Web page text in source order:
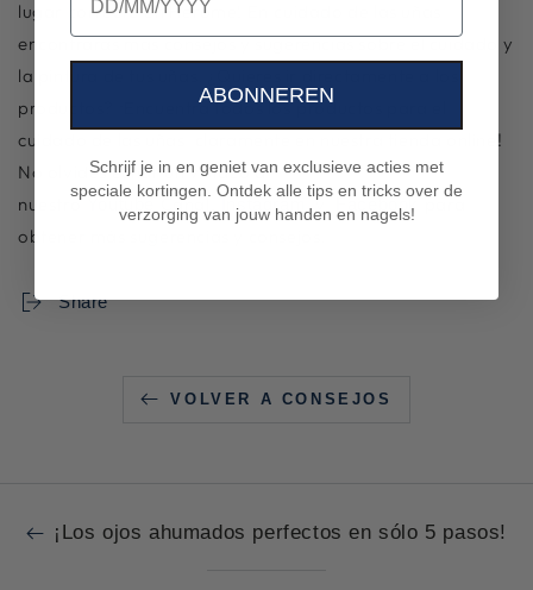
lugar correcto en Herome! En
encontrarás más consejos y sugerencias sobre el cuidado y
la pintura de tus uñas. ¿Quieres ir directamente a los
productos? ¡Encuentra todos los productos para el
cuidado de las uñas
claramente en nuestra tienda online!
No olvides echar un vistazo a
nuestro
Canal, Instagram y Facebook para
obtener más sugerencias y consejos.
Share
VOLVER A CONSEJOS
¡Los ojos ahumados perfectos en sólo 5 pasos!
ABONNEREN
Schrijf je in en geniet van exclusieve acties met
speciale kortingen. Ontdek alle tips en tricks over de
verzorging van jouw handen en nagels!